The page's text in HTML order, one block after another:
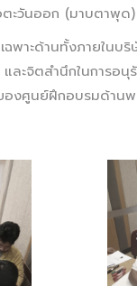
ะวันออก (มาบตาพุ
ฉพาะด้านทั้งภายใน
ละจิตสำนึกในการ
องศูนย์ฝึกอบรมด้าน